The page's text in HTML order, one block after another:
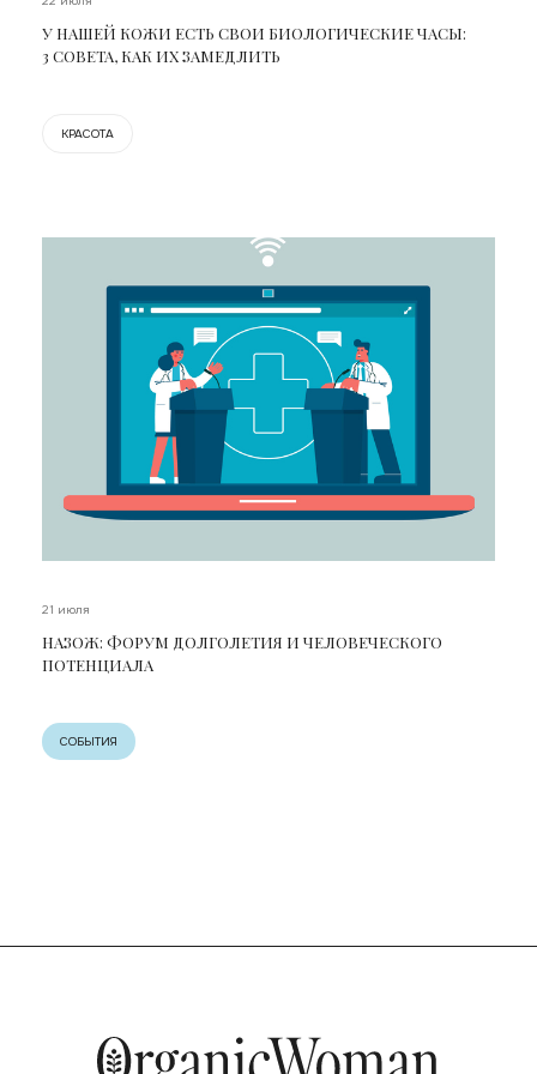
У НАШЕЙ КОЖИ ЕСТЬ СВОИ БИОЛОГИЧЕСКИЕ ЧАСЫ:
3 СОВЕТА, КАК ИХ ЗАМЕДЛИТЬ
КРАСОТА
21 июля
НАЗОЖ: ФОРУМ ДОЛГОЛЕТИЯ И ЧЕЛОВЕЧЕСКОГО
ПОТЕНЦИАЛА
СОБЫТИЯ